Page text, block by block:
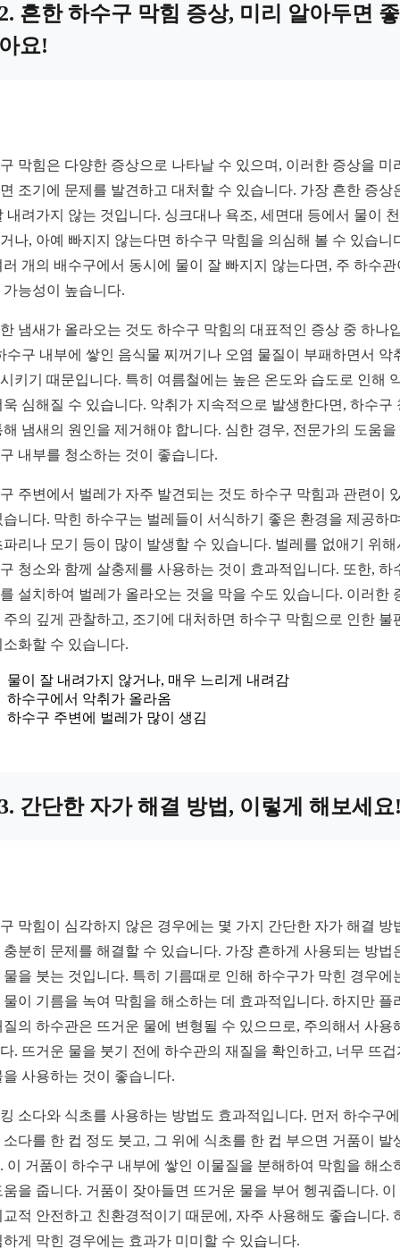
흔한 하수구 막힘 증상, 미리 알아두면 좋
요!
막힘은 다양한 증상으로 나타날 수 있으며, 이러한 증상을 미
조기에 문제를 발견하고 대처할 수 있습니다. 가장 흔한 증상
내려가지 않는 것입니다. 싱크대나 욕조, 세면대 등에서 물이
나, 아예 빠지지 않는다면 하수구 막힘을 의심해 볼 수 있습니
러 개의 배수구에서 동시에 물이 잘 빠지지 않는다면, 주 하수관
가능성이 높습니다.
냄새가 올라오는 것도 하수구 막힘의 대표적인 증상 중 하나
수구 내부에 쌓인 음식물 찌꺼기나 오염 물질이 부패하면서 악
키기 때문입니다. 특히 여름철에는 높은 온도와 습도로 인해
욱 심해질 수 있습니다. 악취가 지속적으로 발생한다면, 하수구
해 냄새의 원인을 제거해야 합니다. 심한 경우, 전문가의 도움을
내부를 청소하는 것이 좋습니다.
주변에서 벌레가 자주 발견되는 것도 하수구 막힘과 관련이
습니다. 막힌 하수구는 벌레들이 서식하기 좋은 환경을 제공하
파리나 모기 등이 많이 발생할 수 있습니다. 벌레를 없애기 위해
청소와 함께 살충제를 사용하는 것이 효과적입니다. 또한, 하
설치하여 벌레가 올라오는 것을 막을 수도 있습니다. 이러한
주의 깊게 관찰하고, 조기에 대처하면 하수구 막힘으로 인한 불
소화할 수 있습니다.
물이 잘 내려가지 않거나, 매우 느리게 내려감
하수구에서 악취가 올라옴
하수구 주변에 벌레가 많이 생김
간단한 자가 해결 방법, 이렇게 해보세요
막힘이 심각하지 않은 경우에는 몇 가지 간단한 자가 해결 방
충분히 문제를 해결할 수 있습니다. 가장 흔하게 사용되는 방법
물을 붓는 것입니다. 특히 기름때로 인해 하수구가 막힌 경우에
물이 기름을 녹여 막힘을 해소하는 데 효과적입니다. 하지만 플
질의 하수관은 뜨거운 물에 변형될 수 있으므로, 주의해서 사용
. 뜨거운 물을 붓기 전에 하수관의 재질을 확인하고, 너무 뜨겁
을 사용하는 것이 좋습니다.
소다와 식초를 사용하는 방법도 효과적입니다. 먼저 하수구
소다를 한 컵 정도 붓고, 그 위에 식초를 한 컵 부으면 거품이 발
이 거품이 하수구 내부에 쌓인 이물질을 분해하여 막힘을 해소
움을 줍니다. 거품이 잦아들면 뜨거운 물을 부어 헹궈줍니다. 이
교적 안전하고 친환경적이기 때문에, 자주 사용해도 좋습니다.
하게 막힌 경우에는 효과가 미미할 수 있습니다.